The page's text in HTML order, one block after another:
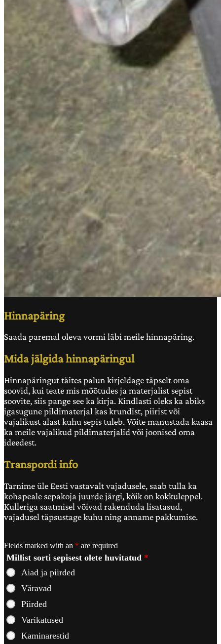
Hinnapäring
Saada paremal oleva vormi läbi meile hinnapäring.
Mida jälgida hinnapäringul
Hinnapäringut täites palun kirjeldage täpselt oma
soovid, kui teate mis mõõtudes ja materjalist sepist
soovite, siis pange see ka kirja. Kindlasti oleks ka abiks
igasugune pildimaterjal kas krundist, piirist või
vajalikust alast kuhu sepis tuleb. Võite manustada kaasa
ka meile vajalikud pildimaterjalid või joonised oma
ideedest.
Transpordi info
Tarnime üle Eesti vastavalt vajadusele, saab tulla ka
kohapeale sepakoja juurde järgi, kõik on kokkuleppel.
Kulleriga saatmisel võivad rakenduda lisatasud,
vajadusel täpsustage kuhu ning anname pakkumise.
Fields marked with an * are required
Millist sorti sepisest olete huvitatud *
Aiad ja piirded
Väravad
Piirded
Varikatused
Kaminarestid